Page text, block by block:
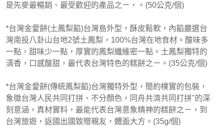
是先麥最暢銷、最受歡迎的產品之ㄧ，。(50公克/個)
*台灣金愛餅(土鳳梨餡)台灣島外型，酥皮鬆軟，內餡嚴選台
灣南投八卦山台地2號土鳳梨，100%台灣在地食材。酸味多
一點，甜味少一點，厚實的鳳梨纖維密一點。土鳳梨獨特的
清香，口感酸甜，最代表台灣特色的糕餅之ㄧ。(35公克/個)
*台灣金愛餅(傳統鳳梨餡)台灣獨特外型，簡約樸實的包裝，
象徵台灣人民共同打拼、不分顏色，同舟共濟共同打拼"的深
刻意涵，真材實料，最能代表台灣意象精神的糕餅之ㄧ，到
台灣旅遊，返國出國致贈親友，體面大方。(35g/個)